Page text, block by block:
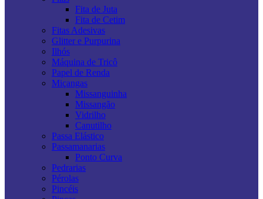
Fita de Juta
Fita de Cetim
Fitas Adesivas
Glitter e Purpurina
Ilhós
Máquina de Tricô
Papel de Renda
Miçangas
Missanguinha
Missangão
Vidrilho
Canutilho
Passa Elástico
Passamanarias
Ponto Curva
Pedrarias
Pérolas
Pincéis